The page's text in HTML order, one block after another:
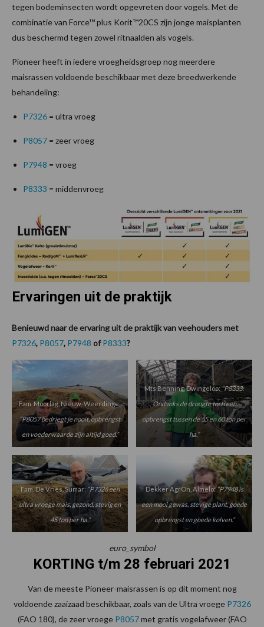
tegen bodeminsecten wordt opgevreten door vogels. Met de
combinatie van Force™ plus Korit™20CS zijn jonge maisplanten
dus beschermd tegen zowel ritnaalden als vogels.
Pioneer heeft in iedere vroegheidsgroep nog meerdere
maisrassen voldoende beschikbaar met deze breedwerkende
behandeling:
P7326 = ultra vroeg
P8057 = zeer vroeg
P7948 = vroeg
P8333 = middenvroeg
Ervaringen uit de praktijk
Benieuwd naar de ervaring uit de praktijk van veehouders met
P7326, P8057, P7948 ofP8333?
Fam. Moorlag, Nieuw-Weerdinge:
“P8057 bedriegt je nooit, opbrengst
en voederwaarde zijn altijd goed.”
Mts Benning, Dwingeloo:“P8333:
Ondanks de droogte toch een
opbrengst tussen de 55 en 60 ton per
ha.”
Fam. De Vries, Sumar: “P7326 een
ultra vroege mais, gezond, stevig en
45 ton per ha.”
Dekker AgrOn, Almelo:“P7948 is
een mooi gewas, stevige plant, goede
opbrengst en goede kolven.”
euro_symbol
KORTING t/m 28 februari 2021
Van de meeste Pioneer-maisrassen is op dit moment nog
voldoende zaaizaad beschikbaar, zoals van de Ultra vroege P7326
(FAO 180), de zeer vroege P8057met gratis vogelafweer (FAO